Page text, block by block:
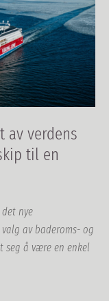
av verdens
til en
nye
av baderoms- og
seg å være en enkel